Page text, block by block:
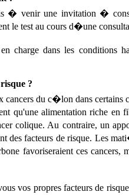
� venir une invitation �
le test au cours d�une
dans les conditions
?
du c�lon dans certains
qu'une alimentation riche en
colique. Au contraire, un
facteurs de risque. Les
favoriseraient ces
vos propres facteurs de